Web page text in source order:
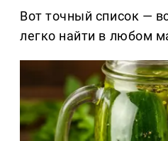
Вот точный список —
легко найти в любом